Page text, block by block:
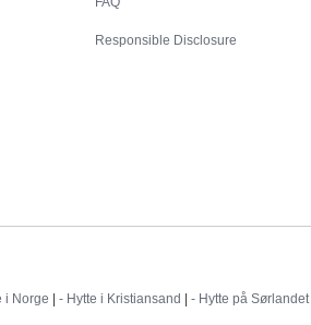
Responsible Disclosure
i Norge | - Hytte i Kristiansand | - Hytte på Sørlandet